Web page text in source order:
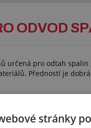
ODVOD
určená pro odtah
Předností je
stránky